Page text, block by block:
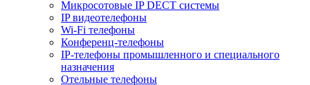
Микросотовые IP DECT системы
IP видеотелефоны
Wi-Fi телефоны
Конференц-телефоны
IP-телефоны промышленного и специального
назначения
Отельные телефоны